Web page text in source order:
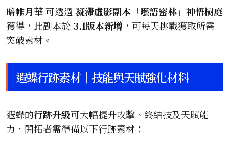
暗帷月華可透過 凝滯虛影副本「囈語密林」神悟樹庭
獲得，此副本於 3.1版本新增 ，可每天挑戰獲取所需
突破素材。
遐蝶行跡素材｜技能與天賦強化材料
遐蝶的行跡升級可大幅提升攻擊、終結技及天賦能
力，開拓者需準備以下行跡素材：